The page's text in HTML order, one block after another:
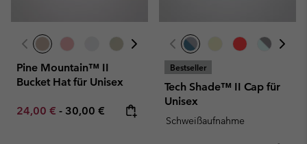
Pine Mountain™ II
Bucket Hat für Unisex
Minimum sale price:
24,00 € - Maximum price:
30,00 €
Bestseller
Tech Shade™ II Cap für
Unisex
Schweißaufnahme